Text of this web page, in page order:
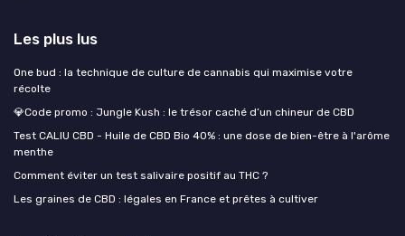
Les plus lus
One bud : la technique de culture de cannabis qui maximise votre
récolte
💎Code promo : Jungle Kush : le trésor caché d’un chineur de CBD
Test CALIU CBD - Huile de CBD Bio 40% : une dose de bien-être à l'arôme
menthe
Comment éviter un test salivaire positif au THC ?
Les graines de CBD : légales en France et prêtes à cultiver